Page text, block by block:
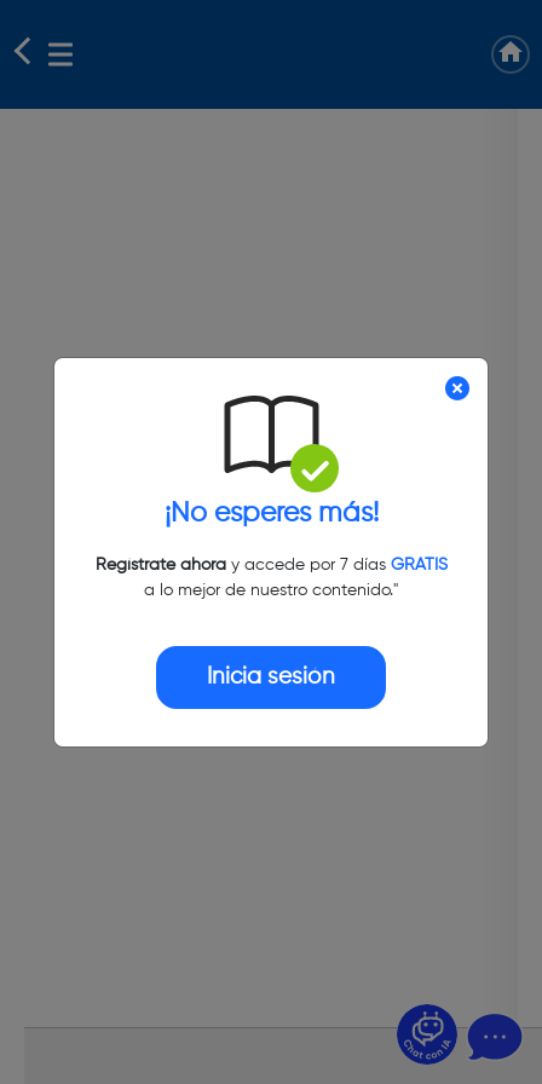
¡No esperes más!
Regístrate ahoray accede por 7 días GRATIS
a lo mejor de nuestro contenido."
Inicia sesión